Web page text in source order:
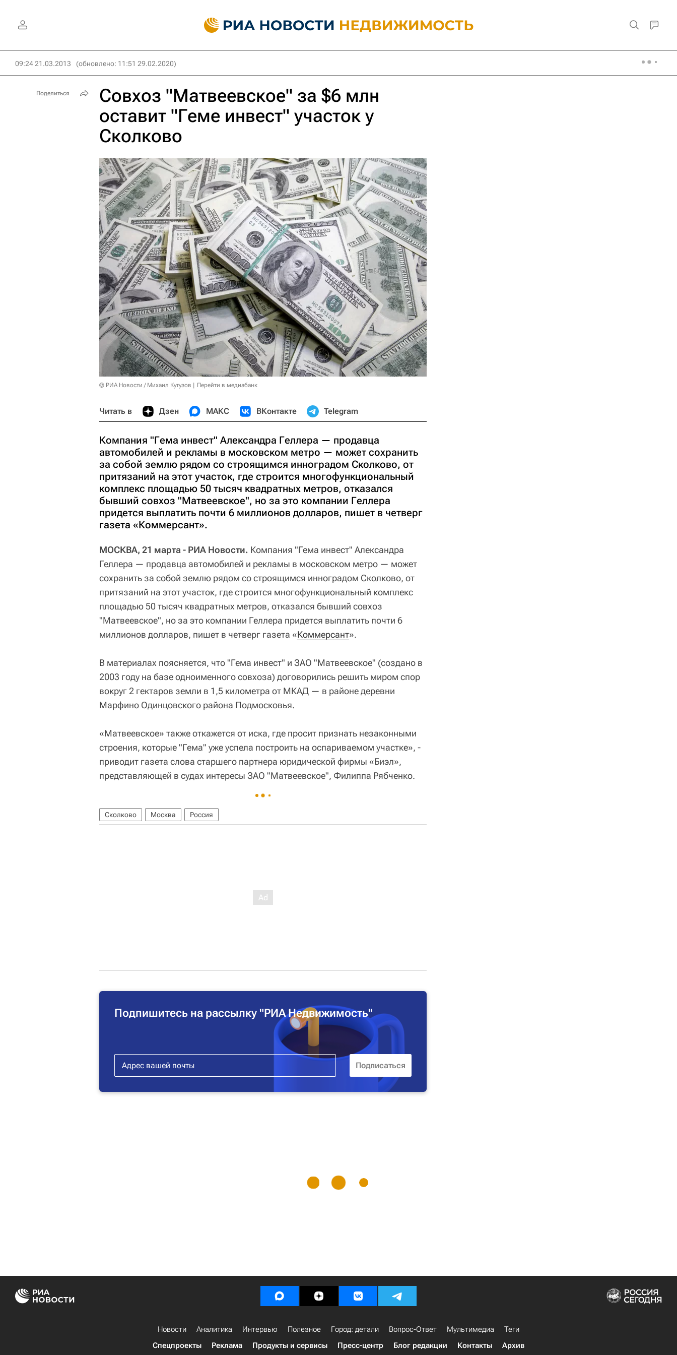
09:24 21.03.2013 (обновлено: 11:51 29.02.2020)
Совхоз "Матвеевское" за $6 млн
оставит "Геме инвест" участок у
Сколково
© РИА Новости / Михаил Кутузов Перейти в медиабанк
Читать в Дзен МАКС ВКонтакте Telegram
Компания "Гема инвест" Александра Геллера — продавца
автомобилей и рекламы в московском метро — может сохранить
за собой землю рядом со строящимся инноградом Сколково, от
притязаний на этот участок, где строится многофункциональный
комплекс площадью 50 тысяч квадратных метров, отказался
бывший совхоз "Матвеевское", но за это компании Геллера
придется выплатить почти 6 миллионов долларов, пишет в четверг
газета «Коммерсант».
МОСКВА, 21 марта - РИА Новости. Компания "Гема инвест" Александра
Геллера — продавца автомобилей и рекламы в московском метро — может
сохранить за собой землю рядом со строящимся инноградом Сколково, от
притязаний на этот участок, где строится многофункциональный комплекс
площадью 50 тысяч квадратных метров, отказался бывший совхоз
"Матвеевское", но за это компании Геллера придется выплатить почти 6
миллионов долларов, пишет в четверг газета «Коммерсант».
В материалах поясняется, что "Гема инвест" и ЗАО "Матвеевское" (создано в
2003 году на базе одноименного совхоза) договорились решить миром спор
вокруг 2 гектаров земли в 1,5 километра от МКАД — в районе деревни
Марфино Одинцовского района Подмосковья.
«Матвеевское» также откажется от иска, где просит признать незаконными
строения, которые "Гема" уже успела построить на оспариваемом участке», -
приводит газета слова старшего партнера юридической фирмы «Биэл»,
представляющей в судах интересы ЗАО "Матвеевское", Филиппа Рябченко.
Сколково Москва Россия
Подпишитесь на рассылку "РИА Недвижимость"
Поделиться
Новости Аналитика Интервью Полезное Город: детали Вопрос-Ответ Мультимедиа
Теги
Спецпроекты
Реклама Продукты и сервисы Пресс-центр Блог редакции Контакты Архив